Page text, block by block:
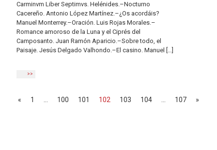
Carminvm Liber Septimvs. Helénides.–Nocturno
Cacereño. Antonio López Martínez.–¿Os acordáis?
Manuel Monterrey.–Oración. Luis Rojas Morales.–
Romance amoroso de la Luna y el Ciprés del
Camposanto. Juan Ramón Aparicio.–Sobre todo, el
Paisaje. Jesús Delgado Valhondo.–El casino. Manuel […]
>>
Navegación de entradas
« 1 … 100 101 102 103 104 … 107 »